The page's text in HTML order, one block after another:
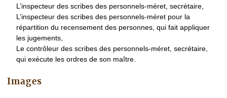
L’inspecteur des scribes des personnels-méret, secrétaire,
L’inspecteur des scribes des personnels-méret pour la
répartition du recensement des personnes, qui fait appliquer
les jugements,
Le contrôleur des scribes des personnels-méret, secrétaire,
qui exécute les ordres de son maître.
Images